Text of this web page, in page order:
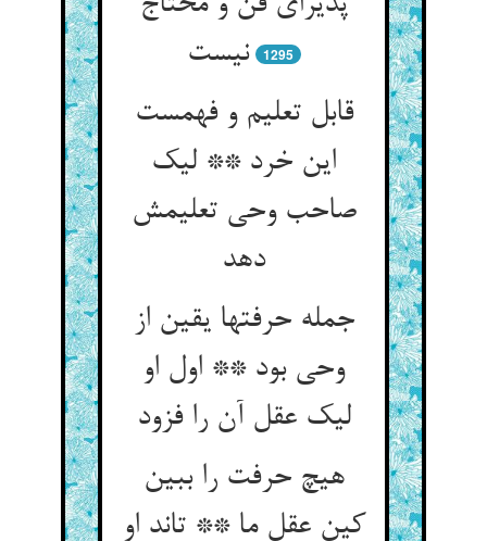
نیست
1295
قابل تعلیم و فهمست
این خرد ** لیک
صاحب وحی تعلیمش
دهد
جمله حرفتها یقین از
وحی بود ** اول او
لیک عقل آن را فزود
هیچ حرفت را ببین
کین عقل ما ** تاند او